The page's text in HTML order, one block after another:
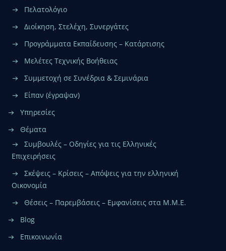
Πελατολόγιο
Διοίκηση, Στελέχη, Συνεργάτες
Προγράμματα Εκπαίδευσης – Κατάρτισης
Μελέτες Τεχνικής Βοήθειας
Συμμετοχή σε Συνέδρια & Σεμινάρια
Είπαν (έγραψαν)
Υπηρεσίες
Θέματα
Συμβουλές – Οδηγίες για τις Ελληνικές
Επιχειρήσεις
Σκέψεις – Κρίσεις – Απόψεις για την ελληνική
Οικονομία
Θέσεις – Παρεμβάσεις – Εμφανίσεις στα Μ.Μ.Ε.
Blog
Επικοινωνία